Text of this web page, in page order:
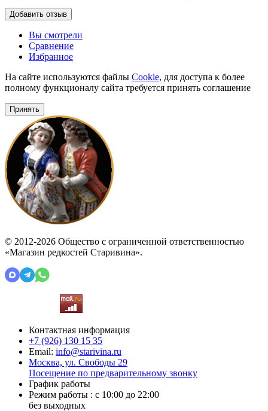
Добавить отзыв
Вы смотрели
Сравнение
Избранное
На сайте используются файлы Cookie, для доступа к более
полному функционалу сайта требуется принять соглашение
Принять
© 2012-2026 Общество с ограниченной ответственностью
«Магазин редкостей Старивина».
Контактная информация
+7 (926) 130 15 35
Email: info@starivina.ru
Москва, ул. Свободы 29
Посещение по предварительному звонку
График работы
Режим работы : с 10:00 до 22:00
без выходных